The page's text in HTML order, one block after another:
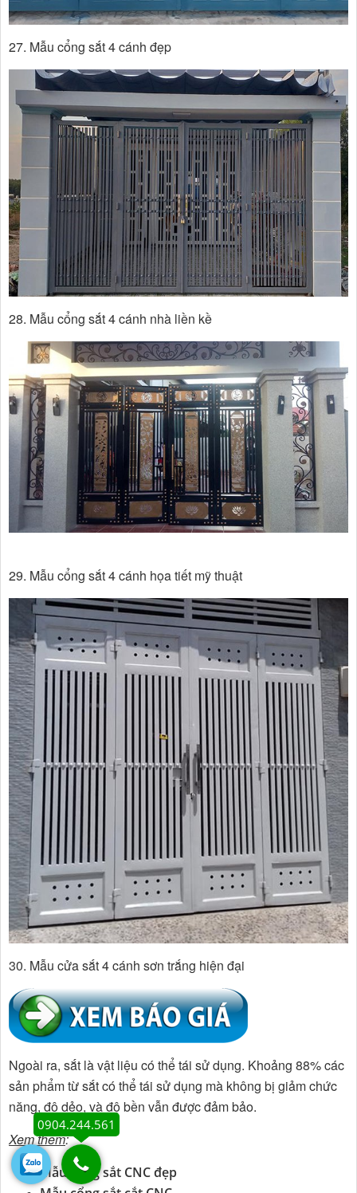
27. Mẫu cổng sắt 4 cánh đẹp
28. Mẫu cổng sắt 4 cánh nhà liền kề
29. Mẫu cổng sắt 4 cánh họa tiết mỹ thuật
30. Mẫu cửa sắt 4 cánh sơn trắng hiện đại
Ngoài ra, sắt là vật liệu có thể tái sử dụng. Khoảng 88% các
sản phẩm từ sắt có thể tái sử dụng mà không bị giảm chức
năng, độ dẻo, và độ bền vẫn được đảm bảo.
Xem thêm:
Mẫu cổng sắt CNC đẹp
0904.244.561